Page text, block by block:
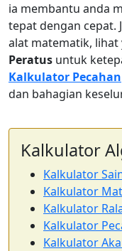
ia membantu anda
tepat dengan cepat.
alat matematik, lihat
Peratus untuk
Kalkulator Pecahan
dan bahagian
Kalkulator
Kalkulator
Kalkulator
Kalkulator
Kalkulator
Kalkulator